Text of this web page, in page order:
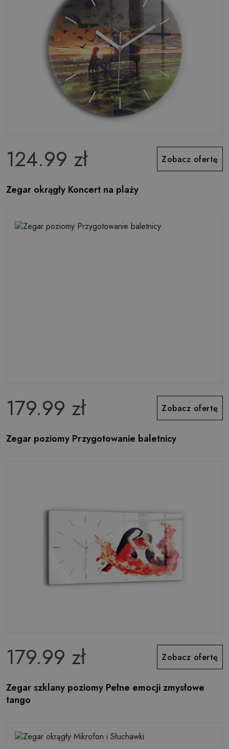
124.99 zł Zobacz ofertę
Zegar okrągły Koncert na plaży
179.99 zł Zobacz ofertę
Zegar poziomy Przygotowanie baletnicy
179.99 zł Zobacz ofertę
Zegar szklany poziomy Pełne emocji zmysłowe
tango